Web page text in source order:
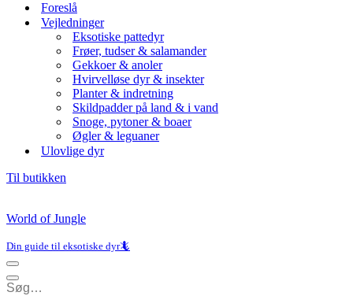
Foreslå
Vejledninger
Eksotiske pattedyr
Frøer, tudser & salamander
Gekkoer & anoler
Hvirvelløse dyr & insekter
Planter & indretning
Skildpadder på land & i vand
Snoge, pytoner & boaer
Øgler & leguaner
Ulovlige dyr
Til butikken
World of Jungle
Din guide til eksotiske dyr🦎
Navigation
menu
Navigation
menu